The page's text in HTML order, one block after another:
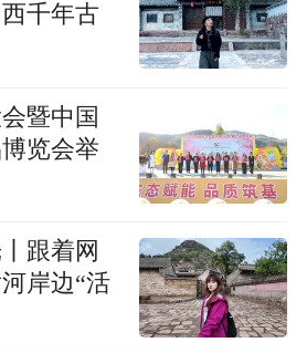
千年古
暨中国
览会举
跟着网
岸边“活